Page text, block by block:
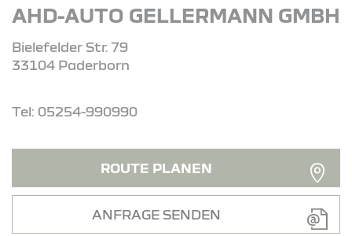
AHD-AUTO GELLERMANN GMBH
Bielefelder Str. 79
33104 Paderborn
Tel: 05254-990990
ROUTE PLANEN
ANFRAGE SENDEN